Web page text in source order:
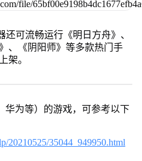
还可流畅运行《明日方舟》、
、《阴阳师》等多款热门手
架。
华为等）的游戏，可参考以下
20210525/35044_949950.html